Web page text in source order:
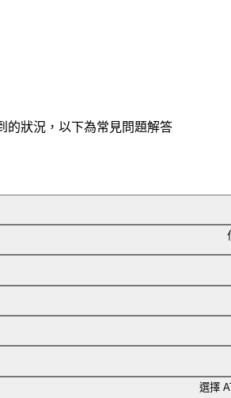
的狀況，以下為常見問題解答
、實體 ATM 轉帳以及超商代碼繳費。
卡刷卡分期。
接寄送到您註冊的 Email 信箱。
型」選擇「統編發票」，並輸入統一
唯身處中國的學員，無
選擇